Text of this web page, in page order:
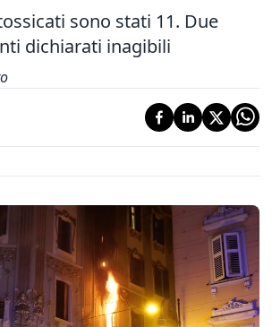
sono stati 11. Due
dichiarati inagibili